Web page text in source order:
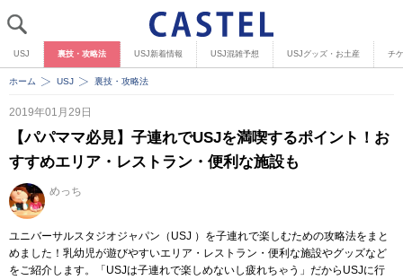
USJ 裏技・攻略法 USJ新着情報 USJ混雑予想 USJグッズ・お土産 チ
ホーム USJ 裏技・攻略法
2019年01月29日
【パパママ必見】子連れでUSJを満喫するポイント！お
すすめエリア・レストラン・便利な施設も
めっち
ユニバーサルスタジオジャパン（USJ ）を子連れで楽しむための攻略法をまと
めました！乳幼児が遊びやすいエリア・レストラン・便利な施設やグッズなど
をご紹介します。「USJは子連れで楽しめないし疲れちゃう」だからUSJに行